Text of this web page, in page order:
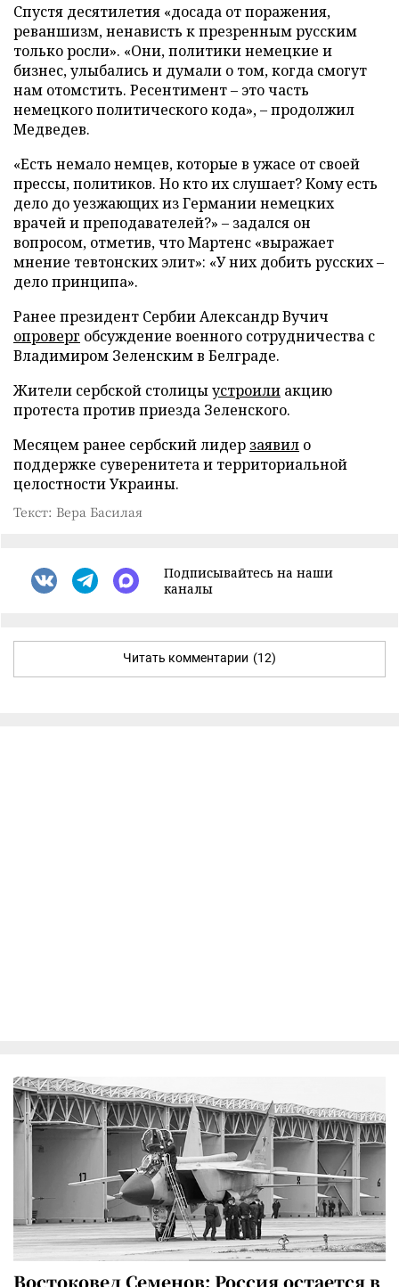
Спустя десятилетия «досада от поражения,
реваншизм, ненависть к презренным русским
только росли». «Они, политики немецкие и
бизнес, улыбались и думали о том, когда смогут
нам отомстить. Ресентимент – это часть
немецкого политического кода», – продолжил
Медведев.
«Есть немало немцев, которые в ужасе от своей
прессы, политиков. Но кто их слушает? Кому есть
дело до уезжающих из Германии немецких
врачей и преподавателей?» – задался он
вопросом, отметив, что Мартенс «выражает
мнение тевтонских элит»: «У них добить русских –
дело принципа».
Ранее президент Сербии Александр Вучич
опроверг обсуждение военного сотрудничества с
Владимиром Зеленским в Белграде.
Жители сербской столицыустроили акцию
протеста против приезда Зеленского.
Месяцем ранее сербский лидер заявил о
поддержке суверенитета и территориальной
целостности Украины.
Текст: Вера Басилая
Подписывайтесь на наши
каналы
Читать комментарии (12)
Востоковед Семенов: Россия остается в